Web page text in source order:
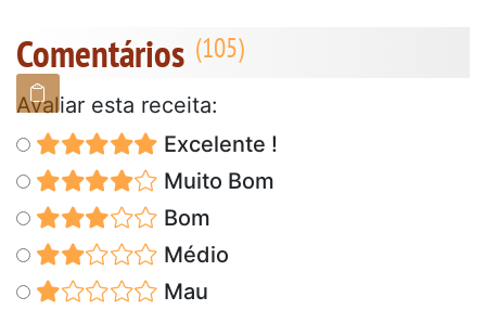
Comentários
Avaliar esta receita:
Excelente !
Muito Bom
Bom
Médio
Mau